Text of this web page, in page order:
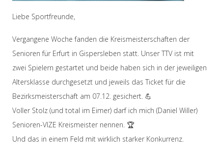
Liebe Sportfreunde,
Vergangene Woche fanden die Kreismeisterschaften der
Senioren für Erfurt in Gispersleben statt. Unser TTV ist mit
zwei Spielern gestartet und beide haben sich in der jeweiligen
Altersklasse durchgesetzt und jeweils das Ticket für die
Bezirksmeisterschaft am 07.12. gesichert. 💪
Voller Stolz (und total im Eimer) darf ich mich (Daniel Willer)
Senioren-VIZE Kreismeister nennen. 🏆
Und das in einem Feld mit wirklich starker Konkurrenz.